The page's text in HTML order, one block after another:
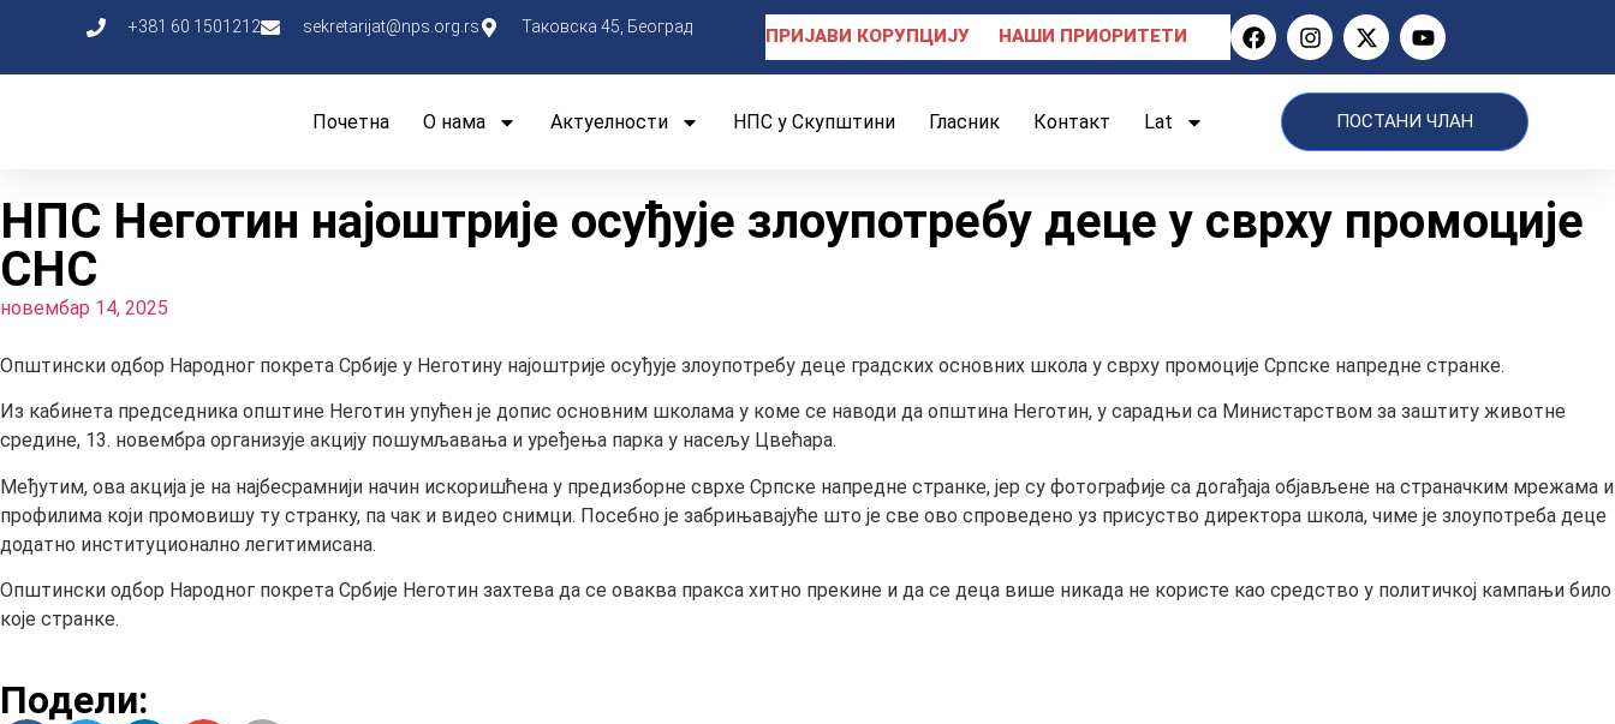
+381 60 1501212 sekretarijat@nps.org.rs Таковска 45, Београд ПРИЈАВИ КОРУПЦИЈУ НАШИ ПРИОРИТЕТИ
Почетна О нама Актуелности НПС у Скупштини Гласник Контакт Lat ПОСТАНИ ЧЛАН
НПС Неготин најоштрије осуђује злоупотребу деце у сврху промоције
СНС
новембар 14, 2025
Општински одбор Народног покрета Србије у Неготину најоштрије осуђује злоупотребу деце градских основних школа у сврху промоције Српске напредне странке.
Из кабинета председника општине Неготин упућен је допис основним школама у коме се наводи да општина Неготин, у сарадњи са Министарством за заштиту животне
средине, 13. новембра организује акцију пошумљавања и уређења парка у насељу Цвећара.
Међутим, ова акција је на најбесрамнији начин искоришћена у предизборне сврхе Српске напредне странке, јер су фотографије са догађаја објављене на страначким мрежама и
профилима који промовишу ту странку, па чак и видео снимци. Посебно је забрињавајуће што је све ово спроведено уз присуство директора школа, чиме је злоупотреба деце
додатно институционално легитимисана.
Општински одбор Народног покрета Србије Неготин захтева да се оваква пракса хитно прекине и да се деца више никада не користе као средство у политичкој кампањи било
које странке.
Подели: